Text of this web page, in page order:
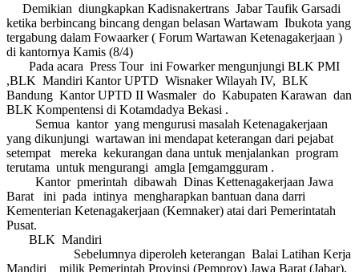
Demikian diungkapkan Kadisnakertrans Jabar Taufik Garsadi
ketika berbincang bincang dengan belasan Wartawam Ibukota yang
tergabung dalam Fowaarker ( Forum Wartawan Ketenagakerjaan )
di kantornya Kamis (8/4)
Pada acara Press Tour ini Fowarker mengunjungi BLK PMI
,BLK Mandiri Kantor UPTD Wisnaker Wilayah IV, BLK
Bandung Kantor UPTD II Wasmaler do Kabupaten Karawan dan
BLK Kompentensi di Kotamdadya Bekasi .
Semua kantor yang mengurusi masalah Ketenagakerjaan
yang dikunjungi wartawan ini mendapat keterangan dari pejabat
setempat mereka kekurangan dana untuk menjalankan program
terutama untuk mengurangi amgla [emgamgguram .
Kantor pmerintah dibawah Dinas Kettenagakerjaan Jawa
Barat ini pada intinya mengharapkan bantuan dana darri
Kementerian Ketenagakerjaan (Kemnaker) atai dari Pemerintatah
Pusat.
BLK Mandiri
Sebelumnya diperoleh keterangan Balai Latihan Kerja
Mandiri milik Pemerintah Provinsi (Pemprov) Jawa Barat (Jabar),